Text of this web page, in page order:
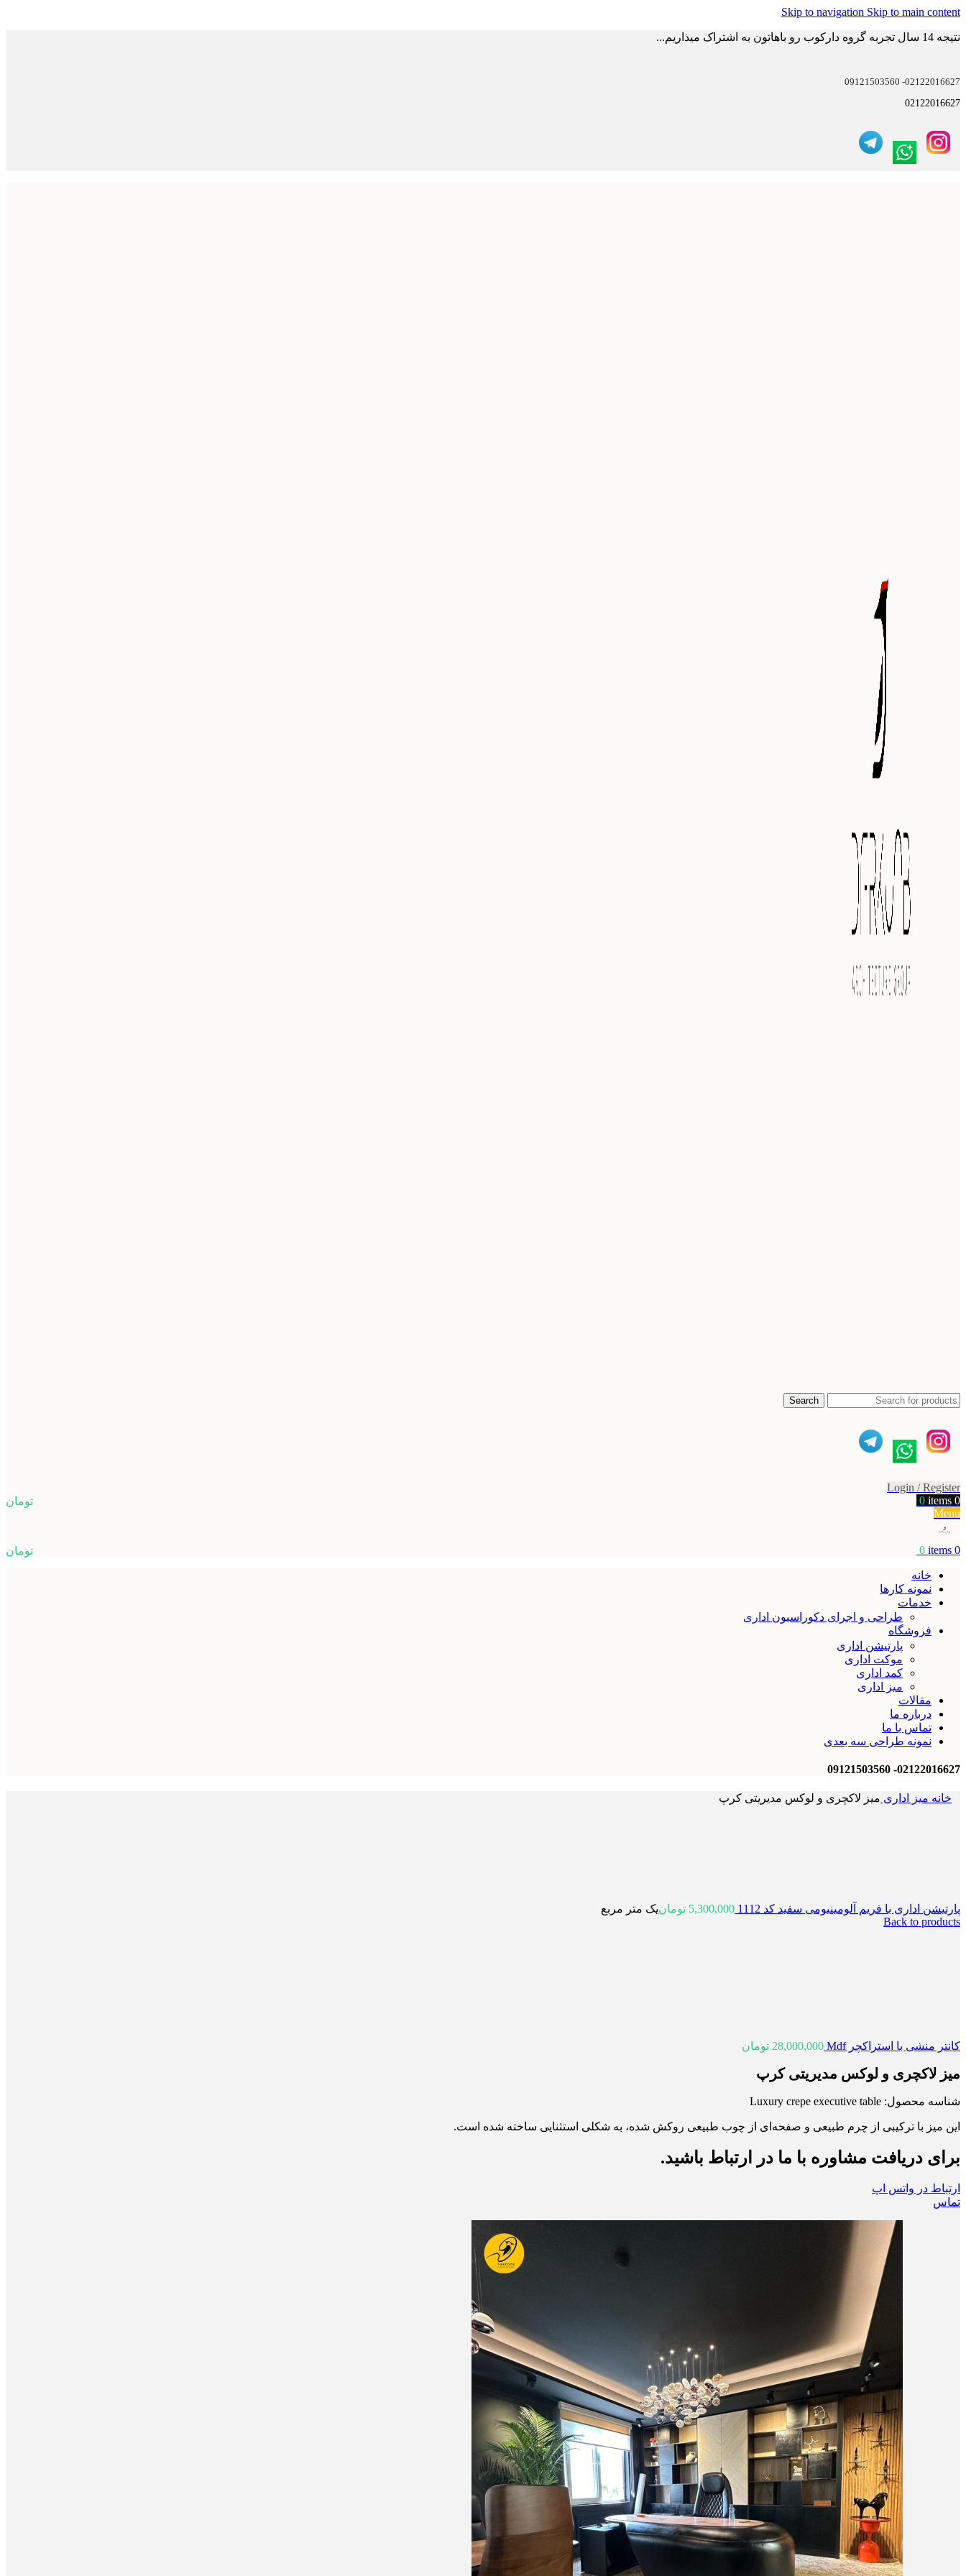
Skip to navigation Skip to main content
نتیجه 14 سال تجربه گروه دارکوب رو باهاتون به اشتراک میذاریم...
02122016627- 09121503560
02122016627
Search
Login / Register
0
items
0
تومان
Menu
0
items
0
تومان
خانه
نمونه کارها
خدمات
طراحی و اجرای دکوراسیون اداری
فروشگاه
پارتیشن اداری
موکت اداری
کمد اداری
میز اداری
مقالات
درباره ما
تماس با ما
نمونه طراحی سه بعدی
02122016627- 09121503560
خانه میز اداری میز لاکچری و لوکس مدیریتی کرپ
پارتیشن اداری با فریم آلومینیومی سفید کد 1112 5,300,000 تومانیک متر مربع
Back to products
کانتر منشی با استراکچر Mdf 28,000,000 تومان
میز لاکچری و لوکس مدیریتی کرپ
شناسه محصول: Luxury crepe executive table
این میز با ترکیبی از چرم طبیعی و صفحه‌ای از چوب طبیعی روکش شده، به شکلی استثنایی ساخته شده است.
برای دریافت مشاوره با ما در ارتباط باشید.
ارتباط در واتس اپ
تماس